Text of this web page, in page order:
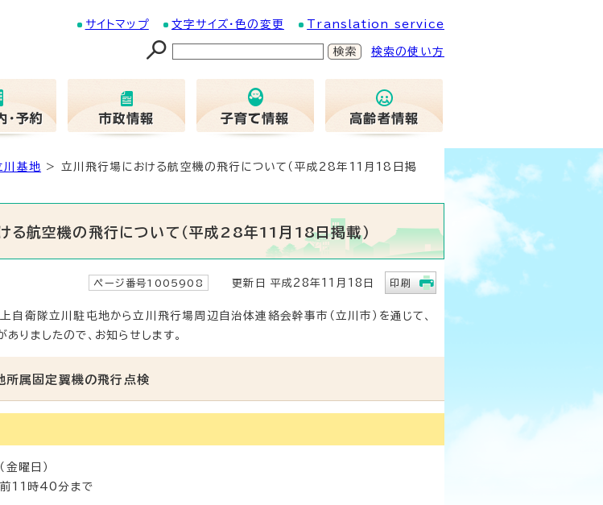
サイトマップ 文字サイズ・色の変更 Translation service
検索の使い方
川基地 > 立川飛行場における航空機の飛行について（平成28年11月18日掲
る航空機の飛行について（平成28年11月18日掲載）
ページ番号1005908 更新日 平成28年11月18日 印刷
自衛隊立川駐屯地から立川飛行場周辺自治体連絡会幹事市（立川市）を通じて、
りましたので、お知らせします。
所属固定翼機の飛行点検
曜日）
11時40分まで